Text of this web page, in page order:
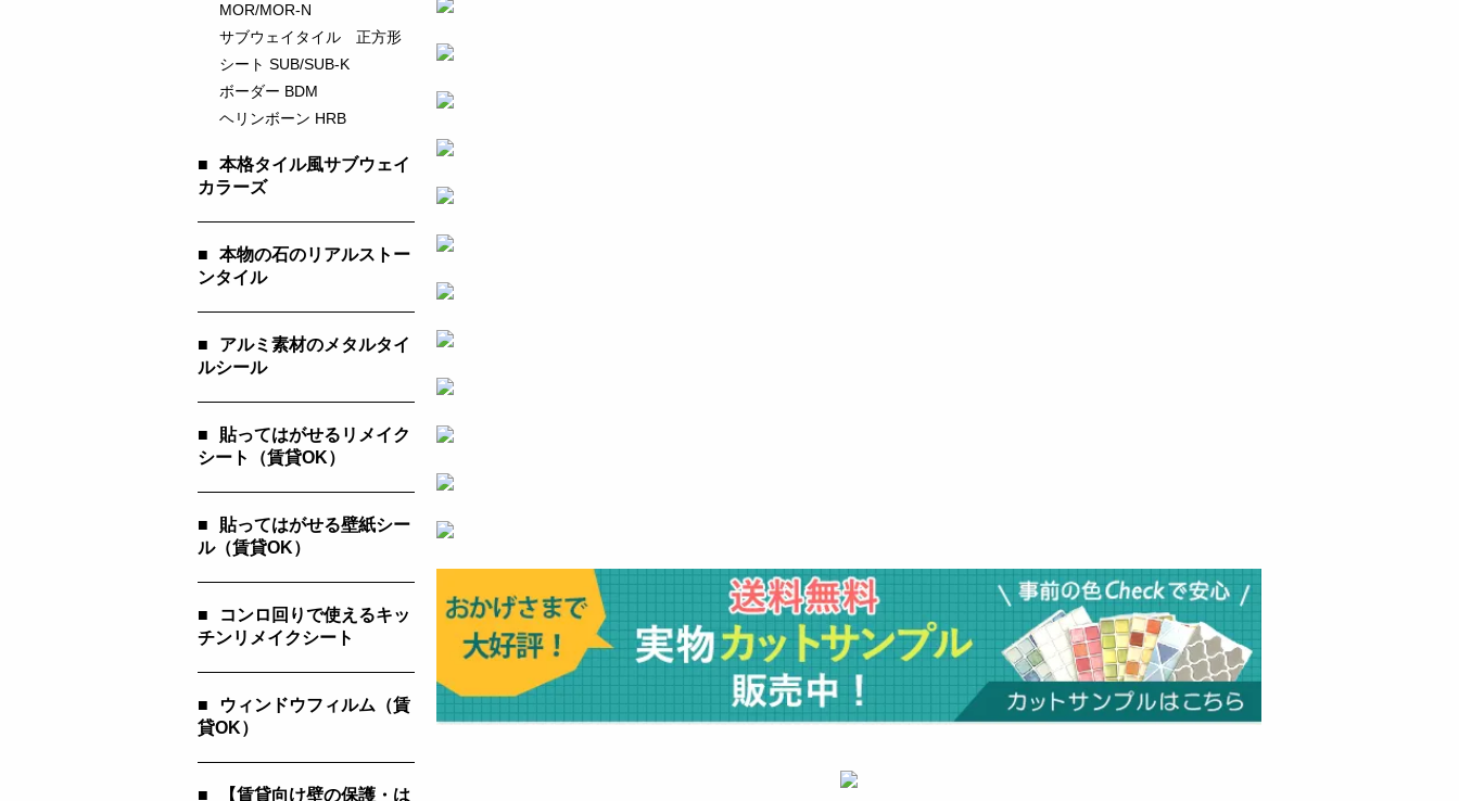
MOR/MOR-N
サブウェイタイル 正方形
シート SUB/SUB-K
ボーダー BDM
ヘリンボーン HRB
■
本格タイル風サブウェイ
カラーズ
■
本物の石のリアルストー
ンタイル
■
アルミ素材のメタルタイ
ルシール
■
貼ってはがせるリメイク
シート（賃貸OK）
■
貼ってはがせる壁紙シー
ル（賃貸OK）
■
コンロ回りで使えるキッ
チンリメイクシート
■
ウィンドウフィルム（賃
貸OK）
■
【賃貸向け壁の保護・は